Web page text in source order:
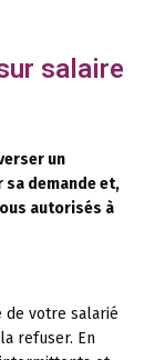
salaire
un
sa demande et,
autorisés à
de votre salarié
refuser. En